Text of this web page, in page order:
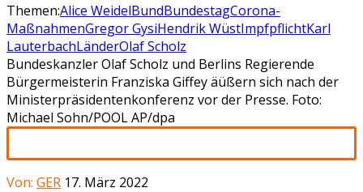
Themen:Alice WeidelBundBundestagCorona-
MaßnahmenGregor GysiHendrik WüstImpfpflichtKarl
LauterbachLänderOlaf Scholz
Bundeskanzler Olaf Scholz und Berlins Regierende
Bürgermeisterin Franziska Giffey äüßern sich nach der
Ministerpräsidentenkonferenz vor der Presse. Foto:
Michael Sohn/POOL AP/dpa
Von: GER 17. März 2022